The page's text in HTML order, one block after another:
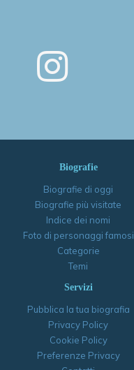
Biografie
Biografie di oggi
Biografie più visitate
Indice dei nomi
Foto di personaggi famosi
Categorie
Temi
Servizi
Pubblica la tua biografia
Privacy Policy
Cookie Policy
Preferenze Privacy